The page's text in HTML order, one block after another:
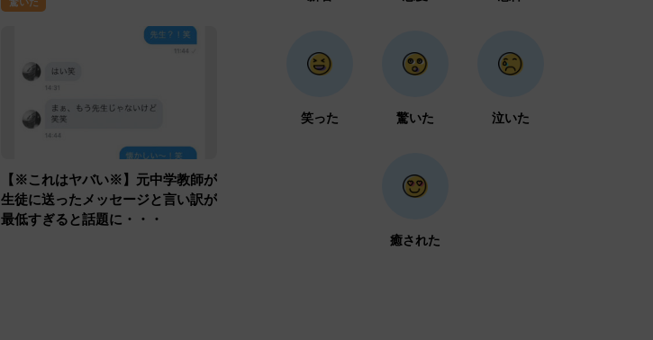
【※これはヤバい※】元中学教師が
生徒に送ったメッセージと言い訳が
最低すぎると話題に・・・
笑った 驚いた 泣いた
癒された